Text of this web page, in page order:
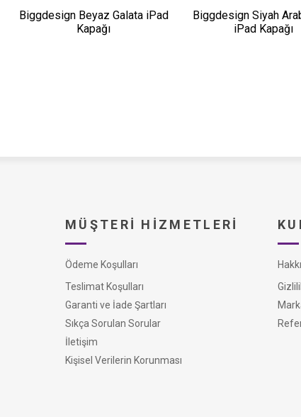
Biggdesign Beyaz Galata iPad
Kapağı
Biggdesign Siyah
iPad Kapağı
MÜŞTERI HIZMETLERI
Ödeme Koşulları
Teslimat Koşulları
Garanti ve İade Şartları
Sıkça Sorulan Sorular
İletişim
Kişisel Verilerin Korunması